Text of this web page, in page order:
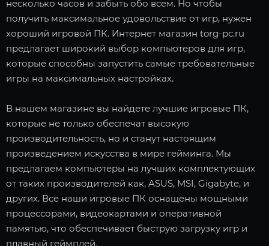
несколько часов и забыть обо всем. Но чтобы
получить максимальное удовольствие от игр, нужен
хороший игровой ПК. Интернет магазин torg-pc.ru
предлагает широкий выбор компьютеров для игр,
которые способны запустить самые требовательные
игры на максимальных настройках.
В нашем магазине вы найдете лучшие игровые ПК,
которые не только обеспечат высокую
производительность, но и станут настоящим
произведением искусства в мире гейминга. Мы
предлагаем компьютеры на лучших комплектующих
от таких производителей как, ASUS, MSI, Gigabyte, и
других. Все наши игровые ПК оснащены мощными
процессорами, видеокартами и оперативной
памятью, что обеспечивает быструю загрузку игр и
плавный геймплей.